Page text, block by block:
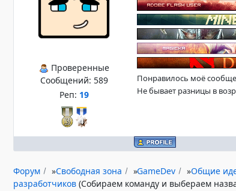
Проверенные
Сообщений: 589
Реп: 19
Понравилось моё
Не бывает разницы в
Форум »Свободная зона »GameDev »Общие
разработчиков (Собираем команду и выбераем